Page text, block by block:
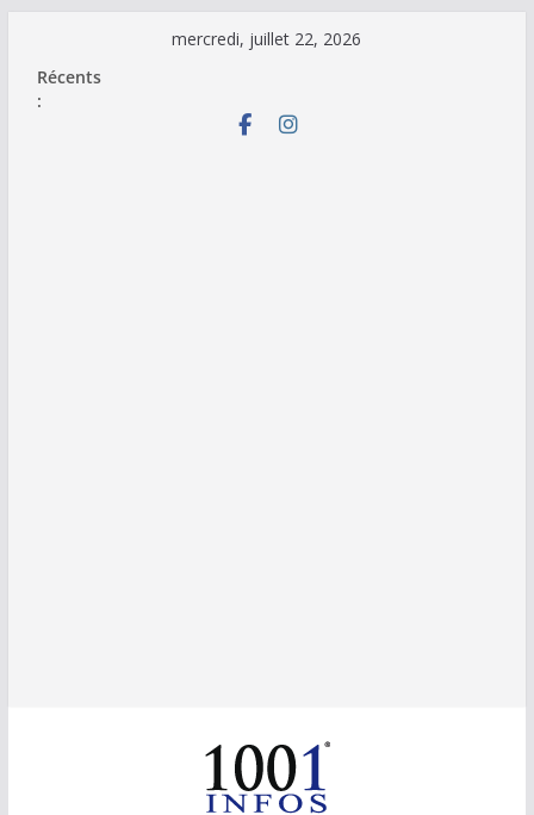
contenu
mercredi, juillet 22, 2026
Récents
: